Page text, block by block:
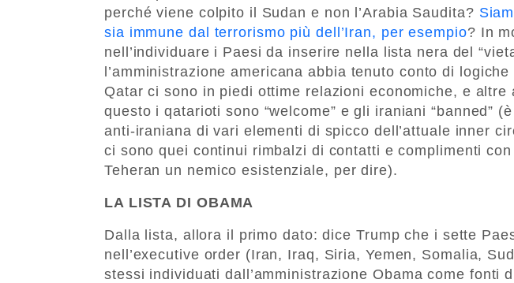
perché viene colpito il Sudan e non l’Arabia Saudita?
sia immune dal terrorismo più dell’Iran, per esempio? In
nell’individuare i Paesi da inserire nella lista nera del
l’amministrazione americana abbia tenuto conto di
Qatar ci sono in piedi ottime relazioni economiche, e altre
questo i qatarioti sono “welcome” e gli iraniani “banned”
anti-iraniana di vari elementi di spicco dell’attuale inner
ci sono quei continui rimbalzi di contatti e complimenti
Teheran un nemico esistenziale, per dire).
LA LISTA DI OBAMA
Dalla lista, allora il primo dato: dice Trump che i sette
nell’executive order (Iran, Iraq, Siria, Yemen, Somalia,
stessi individuati dall’amministrazione Obama come fonti